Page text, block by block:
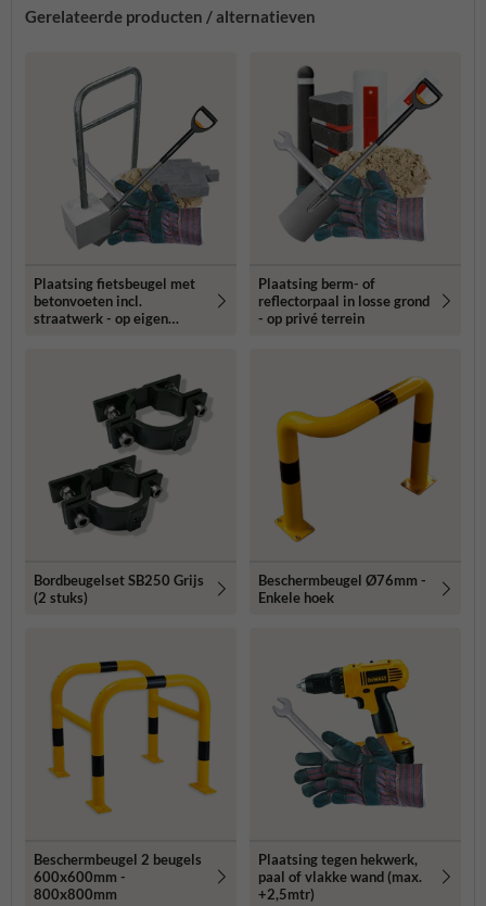
Gerelateerde producten / alternatieven
Plaatsing fietsbeugel met
betonvoeten incl.
straatwerk - op eigen
Plaatsing berm- of
reflectorpaal in losse grond
- op privé terrein
Bordbeugelset SB250 Grijs
(2 stuks)
Beschermbeugel Ø76mm -
Enkele hoek
Beschermbeugel 2 beugels
600x600mm -
800x800mm
Plaatsing tegen hekwerk,
paal of vlakke wand (max.
+2,5mtr)